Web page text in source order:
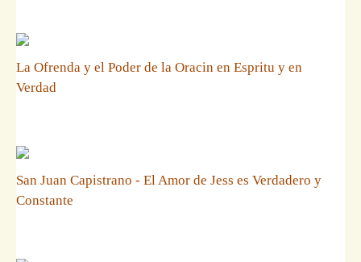
La Ofrenda y el Poder de la Oracin en Espritu y en
Verdad
San Juan Capistrano - El Amor de Jess es Verdadero y
Constante